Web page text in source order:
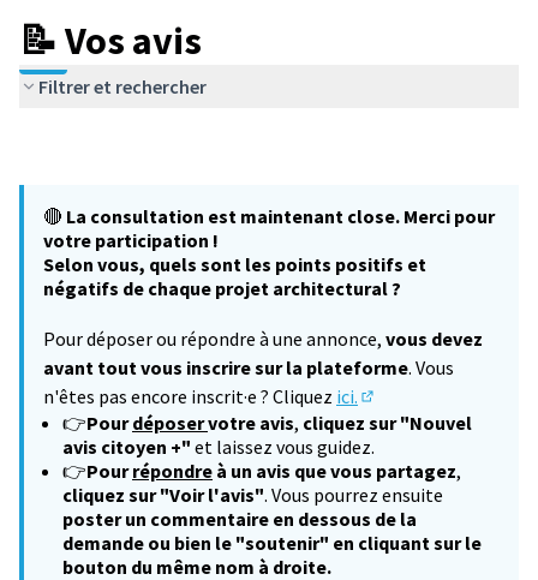
📝 Vos avis
Filtrer et rechercher
🔴 La consultation est maintenant close. Merci pour
votre participation !
Selon vous, quels sont les points positifs et
négatifs de chaque projet architectural ?
Pour déposer ou répondre à une annonce, vous devez
avant tout vous inscrire sur la plateforme. Vous
n'êtes pas encore inscrit·e ? Cliquez ici.
(S'ouvre dans un
👉Pourdéposervotre avis, cliquez sur "Nouvel
avis citoyen +" et laissez vous guidez.
👉Pourrépondre à un avis que vous partagez,
cliquez sur "Voir l'avis". Vous pourrez ensuite
poster un commentaire en dessous de la
demande ou bien le "soutenir" en cliquant sur le
bouton du même nom à droite.